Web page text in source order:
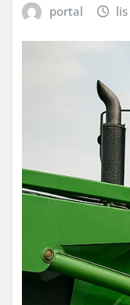
portal